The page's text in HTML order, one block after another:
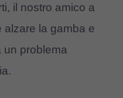
il nostro amico a
alzare la gamba e
un problema